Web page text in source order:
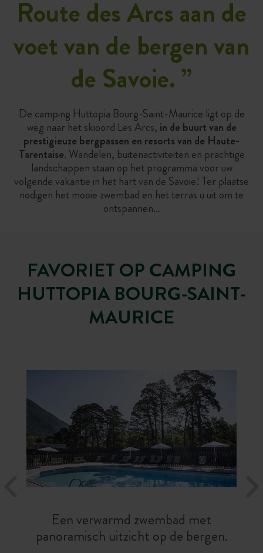
Route des Arcs aan de
voet van de bergen van
de Savoie. ”
De camping Huttopia Bourg-Saint-Maurice ligt op de
weg naar het skioord Les Arcs, in de buurt van de
prestigieuze bergpassen en resorts van de Haute-
Tarentaise. Wandelen, buitenactiviteiten en prachtige
landschappen staan op het programma voor uw
volgende vakantie in het hart van de Savoie! Ter plaatse
nodigen het mooie zwembad en het terras u uit om te
ontspannen…
FAVORIET OP CAMPING
HUTTOPIA BOURG-SAINT-
MAURICE
Een verwarmd zwembad met
panoramisch uitzicht op de bergen.